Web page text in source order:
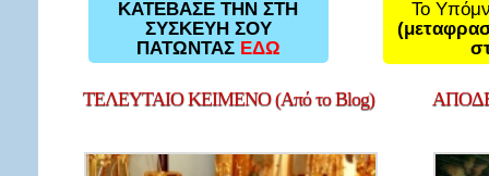
ΚΑΤΕΒΑΣΕ ΤΗΝ ΣΤΗ
ΣΥΣΚΕΥΗ ΣΟΥ
ΠΑΤΩΝΤΑΣ ΕΔΩ
Το
ΤΕΛΕΥΤΑΙΟΚΕΙΜΕΝΟ (Από το Blog)